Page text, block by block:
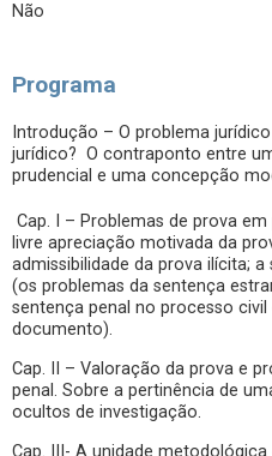
Não
Programa
Introdução – O problema
jurídico? O contraponto entre
prudencial e uma concepção
Cap. I – Problemas de prova
livre apreciação motivada da
admissibilidade da prova ilícita;
(os problemas da sentença
sentença penal no processo
documento).
Cap. II – Valoração da prova e
penal. Sobre a pertinência de
ocultos de investigação.
Cap. III- A unidade